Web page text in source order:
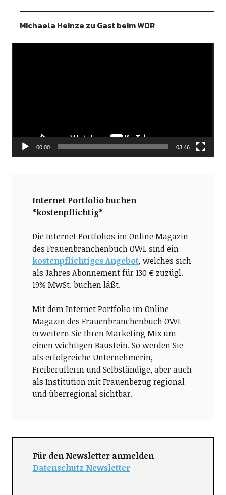
Michaela Heinze zu Gast beim WDR
00:00 03:46
Internet Portfolio buchen
*kostenpflichtig*
Die Internet Portfolios im Online Magazin
des Frauenbranchenbuch OWL sind ein
kostenpflichtiges Angebot, welches sich
als Jahres Abonnement für 130 € zuzügl.
19% MwSt. buchen läßt.
Mit dem Internet Portfolio im Online
Magazin des Frauenbranchenbuch OWL
erweitern Sie Ihren Marketing Mix um
einen wichtigen Baustein. So werden Sie
als erfolgreiche Unternehmerin,
Freiberuflerin und Selbständige, aber auch
als Institution mit Frauenbezug regional
und überregional sichtbar.
Für den Newsletter anmelden
Datenschutz Newsletter